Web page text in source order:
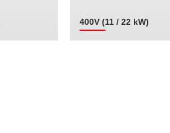
400V (11 / 22 kW)